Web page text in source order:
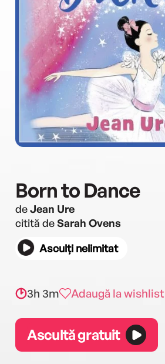
Born to Dance
deJean Ure
citită deSarah Ovens
Asculți nelimitat
3h 3m Adaugă la wishlist
Ascultă gratuit